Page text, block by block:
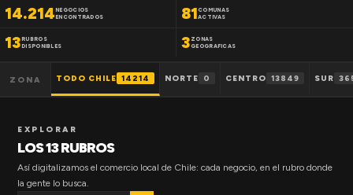
14.214NEGOCIOS
ENCONTRADOS
81 COMUNAS
ACTIVAS
13RUBROS
DISPONIBLES
3 ZONAS
GEOGRAFICAS
ZONA TODO CHILE 14214 NORTE 0 CENTRO 13849 SUR
EXPLORAR
LOS 13 RUBROS
Así digitalizamos el comercio local de Chile: cada negocio, en el rubro donde
la gente lo busca.